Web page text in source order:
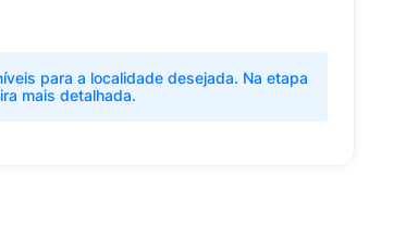
para a localidade desejada. Na etapa
mais detalhada.